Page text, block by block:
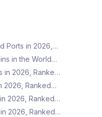
Ports in 2026,…
in the World…
in 2026, Ranke…
2026, Ranked…
2026, Ranked…
2026, Ranked…